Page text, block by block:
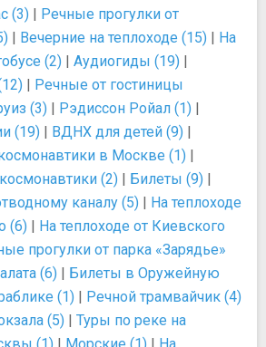
(3) | Речные прогулки от
| Вечерние на теплоходе (15) | На
(2) | Аудиогиды (19) |
| Речные от гостиницы
(3) | Рэдиссон Ройал (1) |
(19) | ВДНХ для детей (9) |
в Москве (1) |
(2) | Билеты (9) |
каналу (5) | На теплоходе
(6) | На теплоходе от Киевского
прогулки от парка «Зарядье»
(6) | Билеты в Оружейную
(1) | Речной трамвайчик (4)
(5) | Туры по реке на
(1) | Морские (1) | На